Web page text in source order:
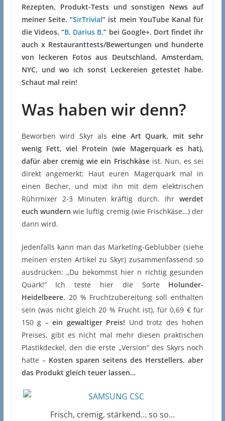
Rezepten, Produkt-Tests und sonstigen News auf
meiner Seite. “SirTrivial” ist mein YouTube Kanal für
die Videos, “B. Darius B.” bei Google+. Dort findet ihr
auch x Restauranttests/Bewertungen und hunderte
von leckeren Fotos aus Deutschland, Amsterdam,
NYC, und wo ich sonst Leckereien getestet habe.
Schaut mal rein!
Was haben wir denn?
Beworben wird Skyr als eine Art Quark, mit sehr
wenig Fett, viel Protein (wie Magerquark es hat),
dafür aber cremig wie ein Frischkäseist. Nun, es sei
direkt angemerkt: Haut euren Magerquark mal in
einen Becher, und mixt ihn mit dem elektrischen
Rührmixer 2-3 Minuten kräftig durch. Ihrwerdet
euch wundern wie luftig cremig (wie Frischkäse…) der
dann wird.
Jedenfalls kann man das Marketing-Geblubber (siehe
meinen ersten Artikel zu Skyr) zusammenfassend so
ausdrücken: „Du bekommst hier n richtig gesunden
Quark!“ Ich teste hier die Sorte Holunder-
Heidelbeere. 20 % Fruchtzubereitung soll enthalten
sein (was nicht gleich 20 % Frucht ist), für 0,69 € für
150 g –ein gewaltiger Preis! Und trotz des hohen
Preises, gibt es nicht mal mehr diesen praktischen
Plastikdeckel, den die erste „Version“ des Skyrs noch
hatte – Kosten sparen seitens des Herstellers, aber
das Produkt gleich teuer lassen…
Frisch, cremig, stärkend… so so…